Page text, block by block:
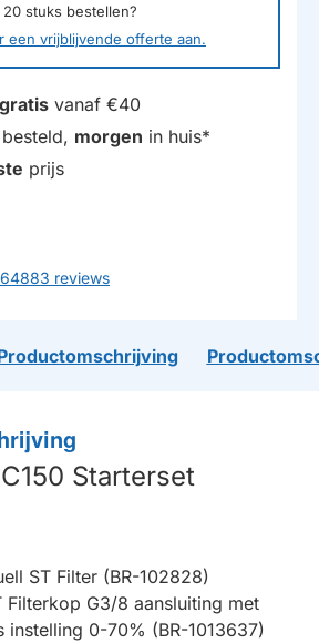
20 stuks bestellen?
een vrijblijvende offerte aan.
gratis vanaf €40
besteld, morgen in huis*
prijs
reviews
Starterset
ST Filter (BR-102828)
Filterkop G3/8 aansluiting met
instelling 0-70% (BR-1013637)